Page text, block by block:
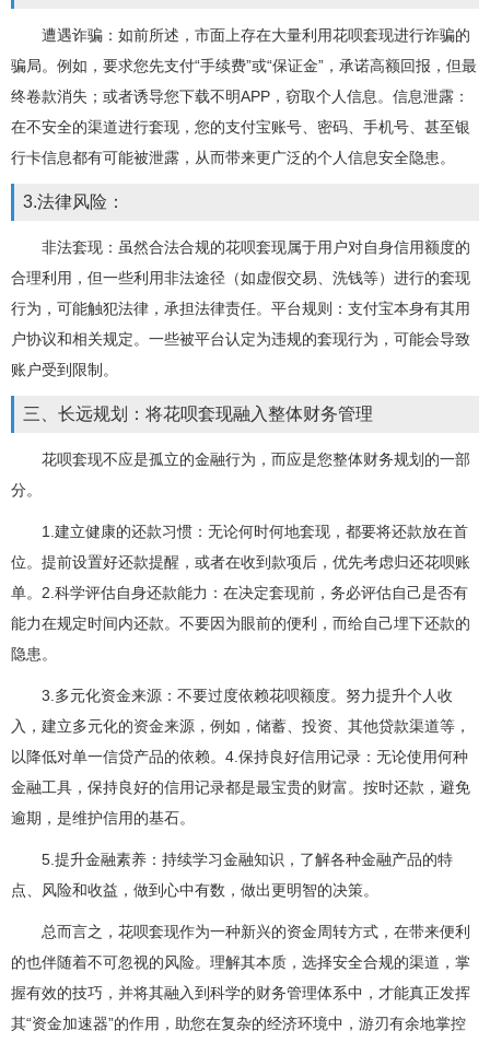
遭遇诈骗：如前所述，市面上存在大量利用花呗套现进行诈骗的
骗局。例如，要求您先支付“手续费”或“保证金”，承诺高额回报，但最
终卷款消失；或者诱导您下载不明APP，窃取个人信息。信息泄露：
在不安全的渠道进行套现，您的支付宝账号、密码、手机号、甚至银
行卡信息都有可能被泄露，从而带来更广泛的个人信息安全隐患。
3.法律风险：
非法套现：虽然合法合规的花呗套现属于用户对自身信用额度的
合理利用，但一些利用非法途径（如虚假交易、洗钱等）进行的套现
行为，可能触犯法律，承担法律责任。平台规则：支付宝本身有其用
户协议和相关规定。一些被平台认定为违规的套现行为，可能会导致
账户受到限制。
三、长远规划：将花呗套现融入整体财务管理
花呗套现不应是孤立的金融行为，而应是您整体财务规划的一部
分。
1.建立健康的还款习惯：无论何时何地套现，都要将还款放在首
位。提前设置好还款提醒，或者在收到款项后，优先考虑归还花呗账
单。2.科学评估自身还款能力：在决定套现前，务必评估自己是否有
能力在规定时间内还款。不要因为眼前的便利，而给自己埋下还款的
隐患。
3.多元化资金来源：不要过度依赖花呗额度。努力提升个人收
入，建立多元化的资金来源，例如，储蓄、投资、其他贷款渠道等，
以降低对单一信贷产品的依赖。4.保持良好信用记录：无论使用何种
金融工具，保持良好的信用记录都是最宝贵的财富。按时还款，避免
逾期，是维护信用的基石。
5.提升金融素养：持续学习金融知识，了解各种金融产品的特
点、风险和收益，做到心中有数，做出更明智的决策。
总而言之，花呗套现作为一种新兴的资金周转方式，在带来便利
的也伴随着不可忽视的风险。理解其本质，选择安全合规的渠道，掌
握有效的技巧，并将其融入到科学的财务管理体系中，才能真正发挥
其“资金加速器”的作用，助您在复杂的经济环境中，游刃有余地掌控